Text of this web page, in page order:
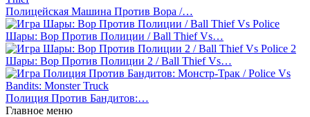
Полицейская Машина Против Вора /…
Шары: Вор Против Полиции / Ball Thief Vs…
Шары: Вор Против Полиции 2 / Ball Thief Vs…
Полиция Против Бандитов:…
Главное меню